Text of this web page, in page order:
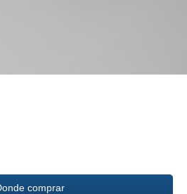
comprar